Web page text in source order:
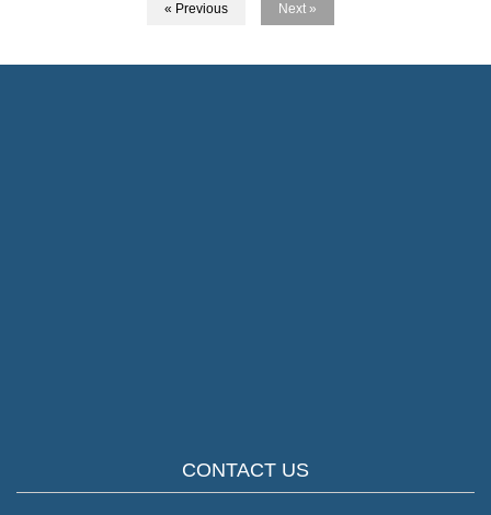
« Previous Next »
CONTACT US